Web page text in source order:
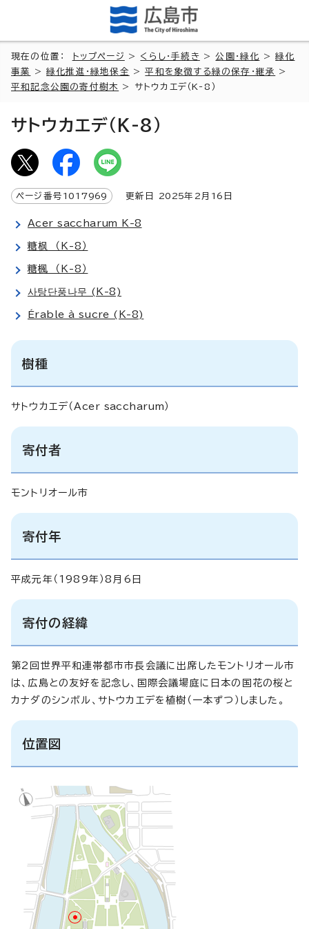
現在の位置： トップページ > くらし・手続き >公園・緑化 >緑化
事業
>緑化推進・緑地保全 >平和を象徴する緑の保存・継承
>
平和記念公園の寄付樹木
> サトウカエデ（K-8）
サトウカエデ（K-8）
ページ番号 1017969 更新日 2025年2月 16 日
Acer saccharum K-8
糖枫 （K-8）
糖楓 （K-8）
사탕단풍나무 (K-8)
Érable à sucre (K-8)
樹種
サトウカエデ（ Acer saccharum ）
寄付者
モントリオール市
寄付年
平成元年（1989年）8月6日
寄付の経緯
第2回世界平和連帯都市市長会議に出席したモントリオール市
は、広島との友好を記念し、国際会議場庭に日本の国花の桜と
カナダのシンボル、サトウカエデを植樹（一本ずつ）しました。
位置図